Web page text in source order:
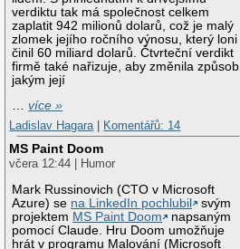
verdiktu tak má společnost celkem
zaplatit 942 milionů dolarů, což je malý
zlomek jejího ročního výnosu, který loni
činil 60 miliard dolarů. Čtvrteční verdikt
firmě také nařizuje, aby změnila způsob,
jakým její
…více »
Ladislav Hagara
Komentářů: 14
MS Paint Doom
včera 12:44 | Humor
Mark Russinovich (CTO v Microsoft
Azure) se na LinkedIn pochlubil
svým
projektem MS Paint Doom
napsaným
pomocí Claude. Hru Doom umožňuje
hrát v programu Malování (Microsoft